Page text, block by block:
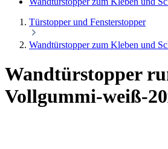
Türstopper und Fensterstopper
Wandtürstopper zum Kleben und
Wandtürstopper
Vollgummi-weiß-